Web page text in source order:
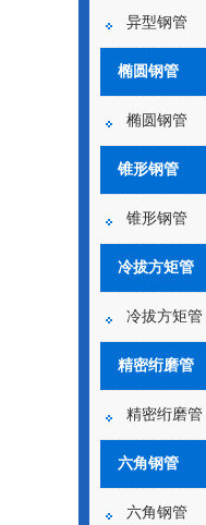
异型钢管
椭圆钢管
椭圆钢管
锥形钢管
锥形钢管
冷拔方矩管
冷拔方矩管
精密绗磨管
精密绗磨管
六角钢管
六角钢管